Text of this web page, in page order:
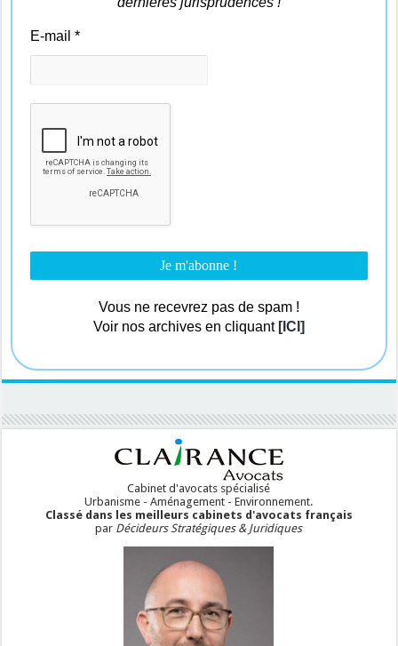
E-mail*
Vous ne recevrez pas de spam !
Voir nos archives en cliquant [ICI]
Cabinet d'avocats spécialisé
Urbanisme - Aménagement - Environnement.
Classé dans les meilleurs cabinets d'avocats français
par Décideurs Stratégiques & Juridiques